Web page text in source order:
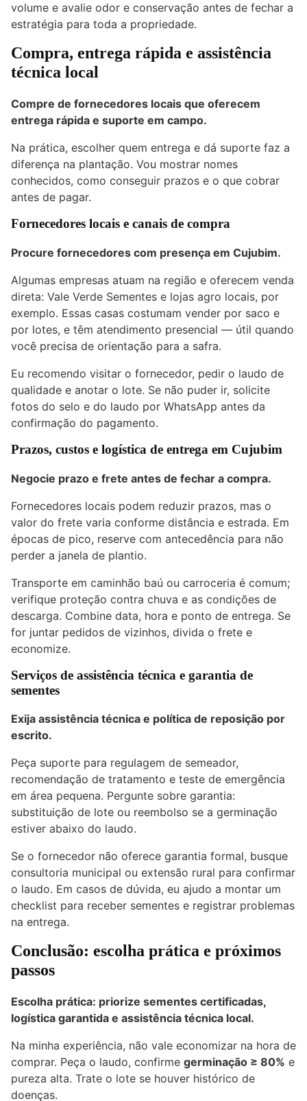
volume e avalie odor e conservação antes de fechar a
estratégia para toda a propriedade.
Compra, entrega rápida e assistência
técnica local
Compre de fornecedores locais que oferecem
entrega rápida e suporte em campo.
Na prática, escolher quem entrega e dá suporte faz a
diferença na plantação. Vou mostrar nomes
conhecidos, como conseguir prazos e o que cobrar
antes de pagar.
Fornecedores locais e canais de compra
Procure fornecedores com presença em Cujubim.
Algumas empresas atuam na região e oferecem venda
direta: Vale Verde Sementes e lojas agro locais, por
exemplo. Essas casas costumam vender por saco e
por lotes, e têm atendimento presencial — útil quando
você precisa de orientação para a safra.
Eu recomendo visitar o fornecedor, pedir o laudo de
qualidade e anotar o lote. Se não puder ir, solicite
fotos do selo e do laudo por WhatsApp antes da
confirmação do pagamento.
Prazos, custos e logística de entrega em Cujubim
Negocie prazo e frete antes de fechar a compra.
Fornecedores locais podem reduzir prazos, mas o
valor do frete varia conforme distância e estrada. Em
épocas de pico, reserve com antecedência para não
perder a janela de plantio.
Transporte em caminhão baú ou carroceria é comum;
verifique proteção contra chuva e as condições de
descarga. Combine data, hora e ponto de entrega. Se
for juntar pedidos de vizinhos, divida o frete e
economize.
Serviços de assistência técnica e garantia de
sementes
Exija assistência técnica e política de reposição por
escrito.
Peça suporte para regulagem de semeador,
recomendação de tratamento e teste de emergência
em área pequena. Pergunte sobre garantia:
substituição de lote ou reembolso se a germinação
estiver abaixo do laudo.
Se o fornecedor não oferece garantia formal, busque
consultoria municipal ou extensão rural para confirmar
o laudo. Em casos de dúvida, eu ajudo a montar um
checklist para receber sementes e registrar problemas
na entrega.
Conclusão: escolha prática e próximos
passos
Escolha prática: priorize sementes certificadas,
logística garantida e assistência técnica local.
Na minha experiência, não vale economizar na hora de
comprar. Peça o laudo, confirme germinação ≥ 80% e
pureza alta. Trate o lote se houver histórico de
doenças.